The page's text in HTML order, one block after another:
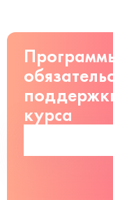
курса